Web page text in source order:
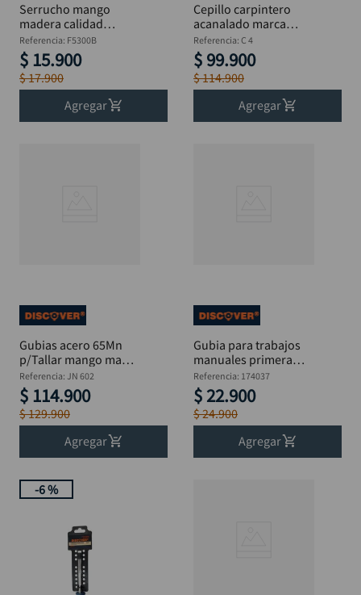
Serrucho mango
madera calidad
Alemana 32x120 cal
0.9 18" DISCOVER
Referencia: F5300B
$ 15.900
$17.900
Agregar
Cepillo carpintero
acanalado marca
DISCOVER
Referencia: C 4
$ 99.900
$114.900
Agregar
Gubias acero 65Mn
p/Tallar mango mad
Jg 12 PzDISCOVER
Referencia: JN 602
$ 114.900
$129.900
Agregar
Gubia para trabajos
manuales primera
calidad Jg 12 Pzs
DISCOVER
Referencia: 174037
$ 22.900
$24.900
Agregar
-6 %